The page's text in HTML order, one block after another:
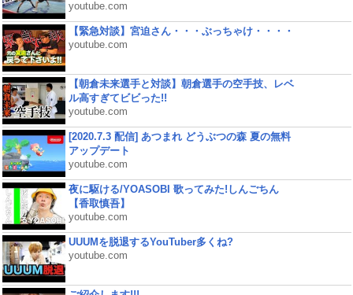
youtube.com
【緊急対談】宮迫さん・・・ぶっちゃけ・・・・
youtube.com
【朝倉未来選手と対談】朝倉選手の空手技、レベ
ル高すぎてビビった!!
youtube.com
[2020.7.3 配信] あつまれ どうぶつの森 夏の無料
アップデート
youtube.com
夜に駆ける/YOASOBI 歌ってみた!しんごちん
【香取慎吾】
youtube.com
UUUMを脱退するYouTuber多くね?
youtube.com